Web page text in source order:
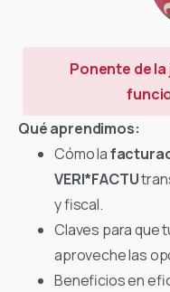
Ponente de
Qué aprendimos:
Cómo la
VERI*FACTU
y fiscal.
Claves para que
aproveche las
Beneficios en